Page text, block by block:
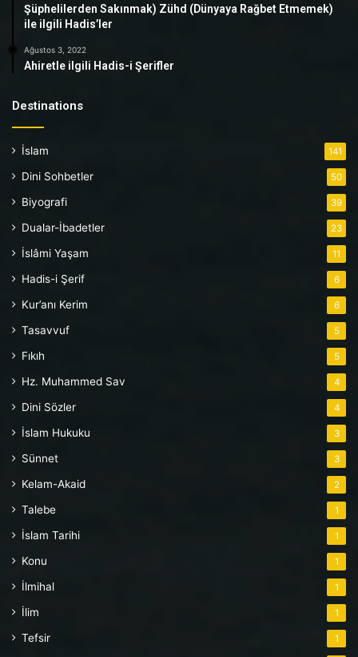
Şüphelilerden Sakınmak) Zühd (Dünyaya Rağbet Etmemek)
ile ilgili Hadis’ler
Ağustos 3, 2022
Ahiretle ilgili Hadis-i Şerifler
Destinations
İslam 141
Dini Sohbetler 50
Biyografi 39
Dualar-İbadetler 23
İslâmi Yaşam 11
Hadis-i Şerif 6
Kur’anı Kerim 6
Tasavvuf 5
Fıkıh 5
Hz. Muhammed Sav 4
Dini Sözler 4
İslam Hukuku 3
Sünnet 3
Kelam-Akaid 2
Talebe 1
İslam Tarihi 1
Konu 1
İlmihal 1
İlim 1
Tefsir 1